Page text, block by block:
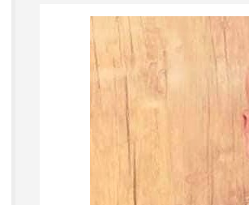
بزيارة لقناة الكوفية
خان يونس ينظم لقاءً
رفح يطلق حملة
للأسرى بمناسبة
فيديو: لقاء مع القيادي
الفلسطيني محمد دحلان
برنامج قصارى القول على
قناة روسـيــا اليوم
دلياني: الاحتلال يسعى
للتغطية على جرائمه بقطع
الاتصالات عن غزة